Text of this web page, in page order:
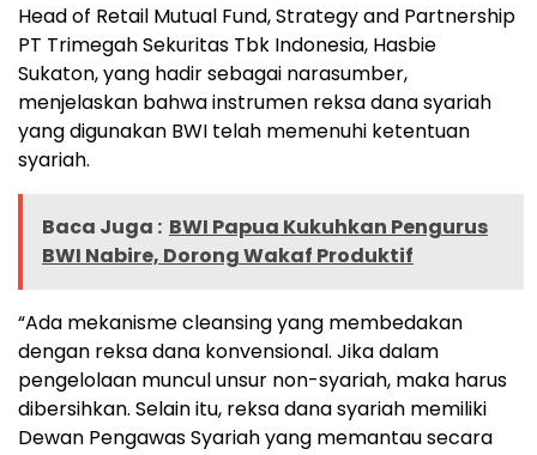
Head of Retail Mutual Fund, Strategy and Partnership
PT Trimegah Sekuritas Tbk Indonesia, Hasbie
Sukaton, yang hadir sebagai narasumber,
menjelaskan bahwa instrumen reksa dana syariah
yang digunakan BWI telah memenuhi ketentuan
syariah.
Baca Juga : BWI Papua Kukuhkan Pengurus
BWI Nabire, Dorong Wakaf Produktif
“Ada mekanisme cleansing yang membedakan
dengan reksa dana konvensional. Jika dalam
pengelolaan muncul unsur non-syariah, maka harus
dibersihkan. Selain itu, reksa dana syariah memiliki
Dewan Pengawas Syariah yang memantau secara